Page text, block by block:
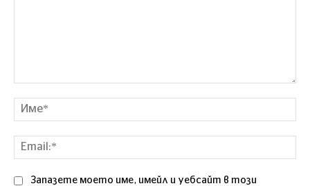
Запазете моето име, имейл и уебсайт в този